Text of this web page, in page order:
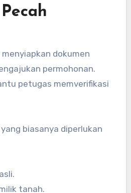
dokumen
permohonan.
petugas memverifikasi
biasanya diperlukan
tanah.